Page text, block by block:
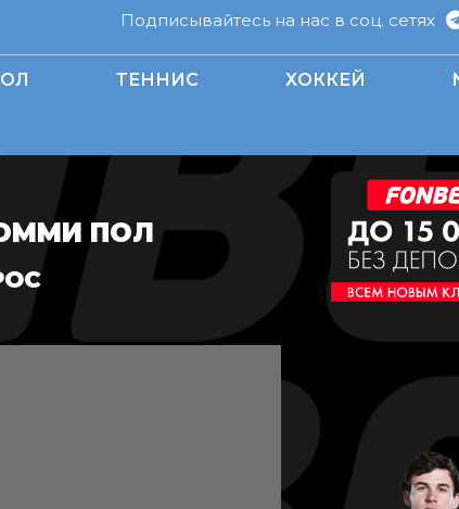
Подписывайтесь на нас в соц. сетях
ТЕННИС ХОККЕЙ
ПОЛ